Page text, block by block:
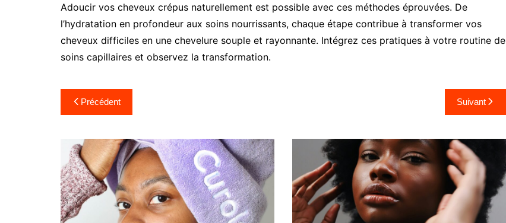
Adoucir vos cheveux crépus naturellement est possible avec ces méthodes éprouvées. De
l’hydratation en profondeur aux soins nourrissants, chaque étape contribue à transformer vos
cheveux difficiles en une chevelure souple et rayonnante. Intégrez ces pratiques à votre routine de
soins capillaires et observez la transformation.
Navigation
de
l’article
Précédent Suivant